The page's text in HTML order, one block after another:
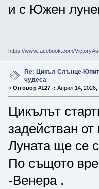
и с Южен
https://www.facebook.com/
Re: Цикъл Слънце-
чудеса
« Отговор #127 -: Април 14, 2026,
Цикълът
задействан
Луната ще се
По същото
-Венера .